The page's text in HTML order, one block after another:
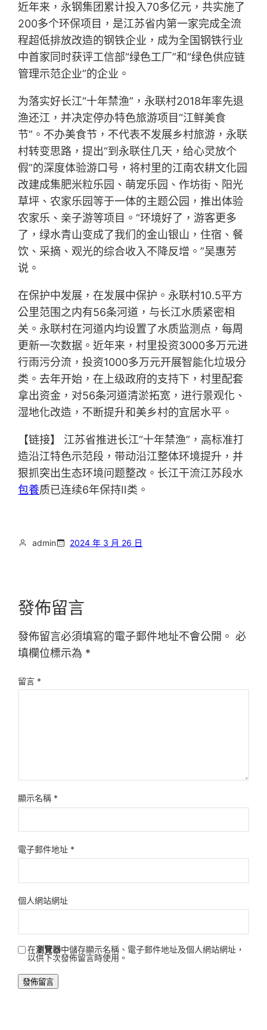
近年来，永钢集团累计投入70多亿元，共实施了
200多个环保项目，是江苏省内第一家完成全流
程超低排放改造的钢铁企业，成为全国钢铁行业
中首家同时获评工信部“绿色工厂”和“绿色供应链
管理示范企业”的企业。
为落实好长江“十年禁渔”，永联村2018年率先退
渔还江，并决定停办特色旅游项目“江鲜美食
节”。不办美食节，不代表不发展乡村旅游，永联
村转变思路，提出“到永联住几天，给心灵放个
假”的深度体验游口号，将村里的江南农耕文化园
改建成集肥米粒乐园、萌宠乐园、作坊街、阳光
草坪、农家乐园等于一体的主题公园，推出体验
农家乐、亲子游等项目。“环境好了，游客更多
了，绿水青山变成了我们的金山银山，住宿、餐
饮、采摘、观光的综合收入不降反增。”吴惠芳
说。
在保护中发展，在发展中保护。永联村10.5平方
公里范围之内有56条河道，与长江水质紧密相
关。永联村在河道内均设置了水质监测点，每周
更新一次数据。近年来，村里投资3000多万元进
行雨污分流，投资1000多万元开展智能化垃圾分
类。去年开始，在上级政府的支持下，村里配套
拿出资金，对56条河道清淤拓宽，进行景观化、
湿地化改造，不断提升和美乡村的宜居水平。
【链接】 江苏省推进长江“十年禁渔”，高标准打
造沿江特色示范段，带动沿江整体环境提升，并
狠抓突出生态环境问题整改。长江干流江苏段水
包養质已连续6年保持Ⅱ类。
admin 2024 年 3 月 26 日
發佈留言
發佈留言必須填寫的電子郵件地址不會公開。 必
填欄位標示為 *
留言 *
顯示名稱 *
電子郵件地址 *
個人網站網址
在瀏覽器中儲存顯示名稱、電子郵件地址及個人網站網址，
以供下次發佈留言時使用。